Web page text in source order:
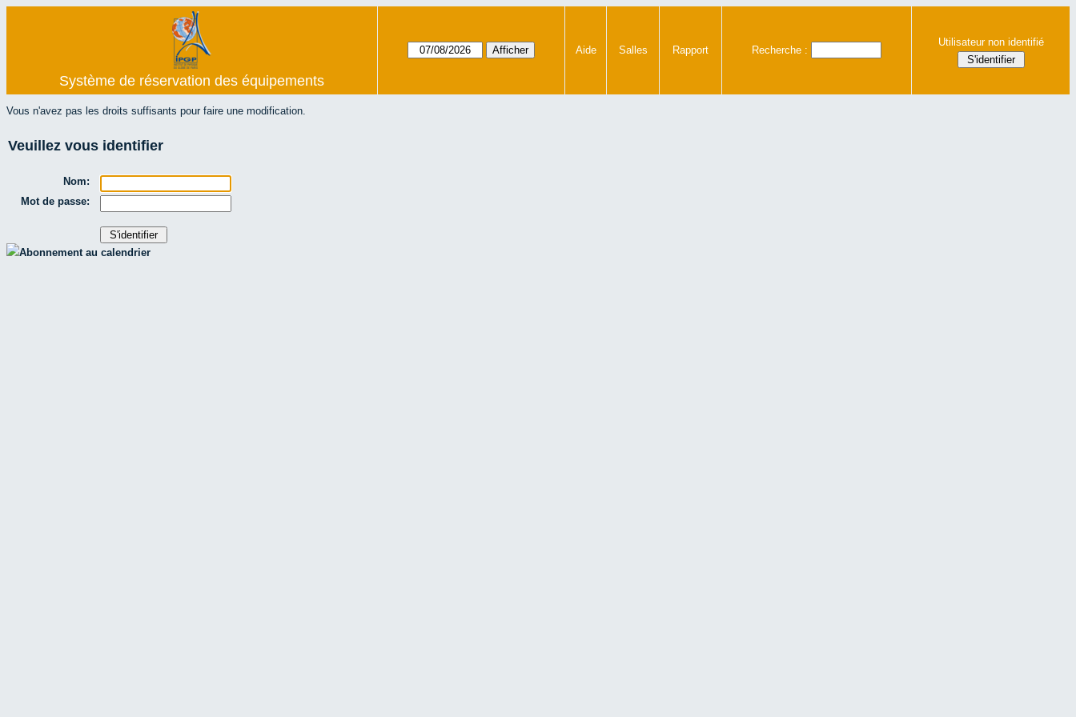
Système de réservation des équipements
Aide Salles Rapport Recherche :
Utilisateur non identifié
Vous n'avez pas les droits suffisants pour faire une modification.
Veuillez vous identifier
Nom:
Mot de passe:
Abonnement au calendrier